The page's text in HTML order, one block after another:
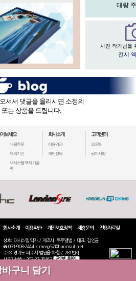
대량
사진 작가님을
전시
셔서 댓글을 올리시면 소정의
또는 상품을 드립니다.
보세요
대량주문
제작기간
태시스템 액자 기술
력
회사소개
이용약관
개인정보
고객센터
1:1 문의
공지사항
회사소개 이용약관 개인보호정책 제휴문의 전용자료실
상호: 태시스템 액자 / 제조사: 두두앨범 / 대표: 김인균
☎ 031-908-2444 / mnsg57@hanmail.net
주소: 경기도 파주시 법원읍 화합로 281번지
사업자번호 : 203-37-76463
정보 확인
통신판매: 2020-고양일산동-2770
COPYRIGHT(C) 2019 TAESYSTEM ALL RIGHTS RESERVED.
바구니 담기